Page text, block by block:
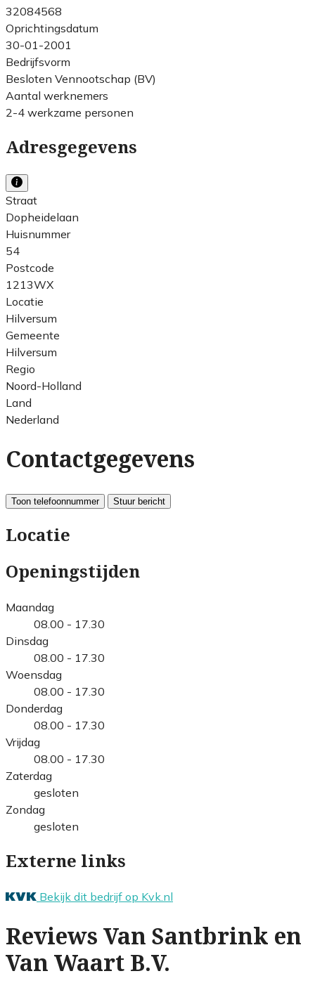
32084568
Oprichtingsdatum
30-01-2001
Bedrijfsvorm
Besloten Vennootschap (BV)
Aantal werknemers
2-4 werkzame personen
Adresgegevens
Straat
Dopheidelaan
Huisnummer
54
Postcode
1213WX
Locatie
Hilversum
Gemeente
Hilversum
Regio
Noord-Holland
Land
Nederland
Contactgegevens
Toon telefoonnummer Stuur bericht
Locatie
Openingstijden
Maandag
08.00 - 17.30
Dinsdag
08.00 - 17.30
Woensdag
08.00 - 17.30
Donderdag
08.00 - 17.30
Vrijdag
08.00 - 17.30
Zaterdag
gesloten
Zondag
gesloten
Externe links
Bekijk dit bedrijf op Kvk.nl
Reviews Van Santbrink en
Van Waart B.V.